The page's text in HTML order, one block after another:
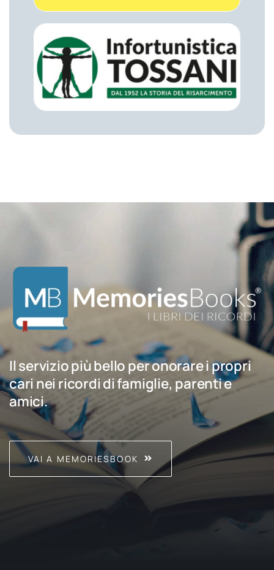
Il servizio più bello per onorare i propri
cari nei ricordi di famiglie, parenti e
amici.
VAI A MEMORIESBOOK